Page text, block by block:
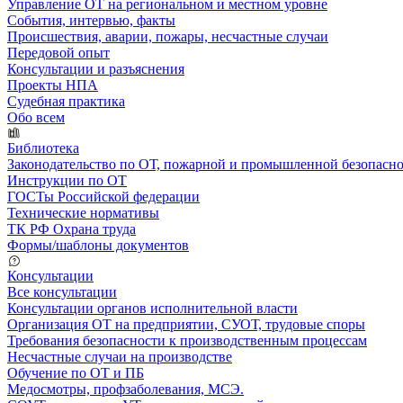
Управление ОТ на региональном и местном уровне
События, интервью, факты
Происшествия, аварии, пожары, несчастные случаи
Передовой опыт
Консультации и разъяснения
Проекты НПА
Судебная практика
Обо всем
Библиотека
Законодательство по ОТ, пожарной и промышленной
Инструкции по ОТ
ГОСТы Российской федерации
Технические нормативы
ТК РФ Охрана труда
Формы/шаблоны документов
Консультации
Все консультации
Консультации органов исполнительной власти
Организация ОТ на предприятии, СУОТ, трудовые споры
Требования безопасности к производственным процессам
Несчастные случаи на производстве
Обучение по ОТ и ПБ
Медосмотры, профзаболевания, МСЭ.